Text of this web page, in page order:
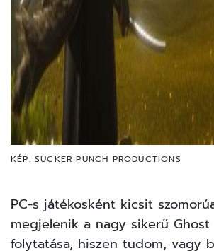
KÉP: SUCKER PUNCH PRODUCTIONS
PC-s játékosként kicsit
megjelenik a nagy sikerű Ghost
folytatása, hiszen tudom, vagy